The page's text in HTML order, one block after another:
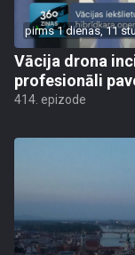
pirms 1 dienas, 11
Vācija drona
profesionāli
414. epizode